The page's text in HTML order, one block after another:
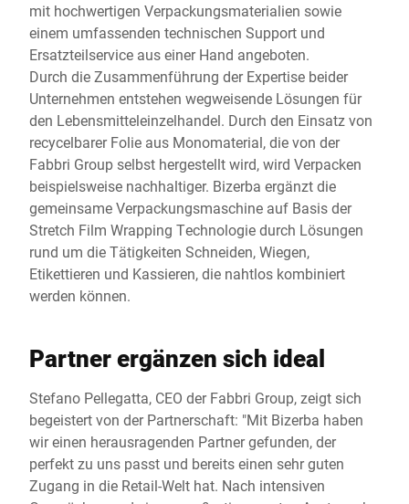
mit hochwertigen Verpackungsmaterialien sowie
einem umfassenden technischen Support und
Ersatzteilservice aus einer Hand angeboten.
Durch die Zusammenführung der Expertise beider
Unternehmen entstehen wegweisende Lösungen für
den Lebensmitteleinzelhandel. Durch den Einsatz von
recycelbarer Folie aus Monomaterial, die von der
Fabbri Group selbst hergestellt wird, wird Verpacken
beispielsweise nachhaltiger. Bizerba ergänzt die
gemeinsame Verpackungsmaschine auf Basis der
Stretch Film Wrapping Technologie durch Lösungen
rund um die Tätigkeiten Schneiden, Wiegen,
Etikettieren und Kassieren, die nahtlos kombiniert
werden können.
Partner ergänzen sich ideal
Stefano Pellegatta, CEO der Fabbri Group, zeigt sich
begeistert von der Partnerschaft: "Mit Bizerba haben
wir einen herausragenden Partner gefunden, der
perfekt zu uns passt und bereits einen sehr guten
Zugang in die Retail-Welt hat. Nach intensiven